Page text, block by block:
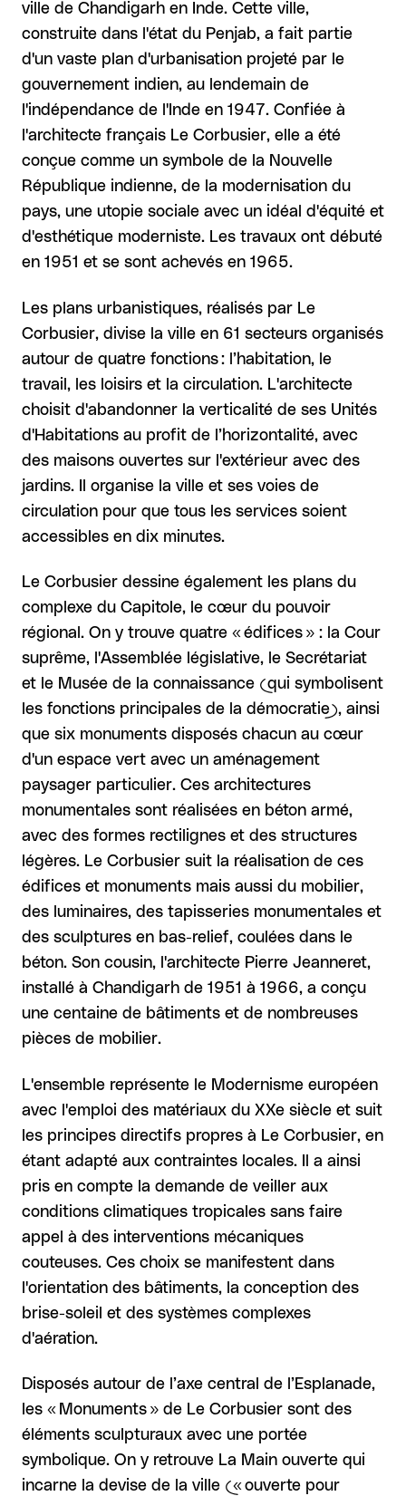
ville de Chandigarh en Inde. Cette ville,
construite dans l'état du Penjab, a fait partie
d'un vaste plan d'urbanisation projeté par le
gouvernement indien, au lendemain de
l'indépendance de l'Inde en 1947. Confiée à
l'architecte français Le Corbusier, elle a été
conçue comme un symbole de la Nouvelle
République indienne, de la modernisation du
pays, une utopie sociale avec un idéal d'équité et
d'esthétique moderniste. Les travaux ont débuté
en 1951 et se sont achevés en 1965.
Les plans urbanistiques, réalisés par Le
Corbusier, divise la ville en 61 secteurs organisés
autour de quatre fonctions : l’habitation, le
travail, les loisirs et la circulation. L'architecte
choisit d'abandonner la verticalité de ses Unités
d'Habitations au profit de l’horizontalité, avec
des maisons ouvertes sur l'extérieur avec des
jardins. Il organise la ville et ses voies de
circulation pour que tous les services soient
accessibles en dix minutes.
Le Corbusier dessine également les plans du
complexe du Capitole, le cœur du pouvoir
régional. On y trouve quatre « édifices » : la Cour
suprême, l'Assemblée législative, le Secrétariat
et le Musée de la connaissance (qui symbolisent
les fonctions principales de la démocratie), ainsi
que six monuments disposés chacun au cœur
d'un espace vert avec un aménagement
paysager particulier. Ces architectures
monumentales sont réalisées en béton armé,
avec des formes rectilignes et des structures
légères. Le Corbusier suit la réalisation de ces
édifices et monuments mais aussi du mobilier,
des luminaires, des tapisseries monumentales et
des sculptures en bas-relief, coulées dans le
béton. Son cousin, l'architecte Pierre Jeanneret,
installé à Chandigarh de 1951 à 1966, a conçu
une centaine de bâtiments et de nombreuses
pièces de mobilier.
L'ensemble représente le Modernisme européen
avec l'emploi des matériaux du XXe siècle et suit
les principes directifs propres à Le Corbusier, en
étant adapté aux contraintes locales. Il a ainsi
pris en compte la demande de veiller aux
conditions climatiques tropicales sans faire
appel à des interventions mécaniques
couteuses. Ces choix se manifestent dans
l'orientation des bâtiments, la conception des
brise-soleil et des systèmes complexes
d'aération.
Disposés autour de l’axe central de l’Esplanade,
les « Monuments » de Le Corbusier sont des
éléments sculpturaux avec une portée
symbolique. On y retrouve La Main ouverte qui
incarne la devise de la ville (« ouverte pour